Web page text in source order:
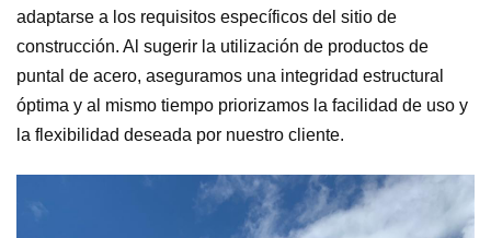
adaptarse a los requisitos específicos del sitio de
construcción. Al sugerir la utilización de productos de
puntal de acero, aseguramos una integridad estructural
óptima y al mismo tiempo priorizamos la facilidad de uso y
la flexibilidad deseada por nuestro cliente.